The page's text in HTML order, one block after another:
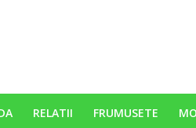
RELATII FRUMUSETE